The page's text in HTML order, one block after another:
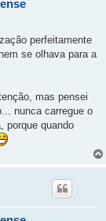
perfeitamente
se olhava para a
mas pensei
nunca carregue o
porque quando